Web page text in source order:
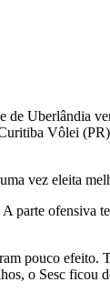
de Uberlândia
Vôlei
vez eleita
parte ofensiva
pouco efeito.
o Sesc ficou